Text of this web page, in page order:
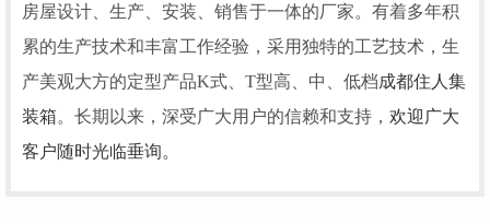
房屋设计、生产、安装、销售于一体的厂家。有着多年积
累的生产技术和丰富工作经验，采用独特的工艺技术，生
产美观大方的定型产品K式、T型高、中、低档成都住人集
装箱。长期以来，深受广大用户的信赖和支持， 欢迎广大
客户随时光临垂询。